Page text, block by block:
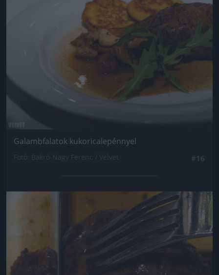
Jön még kép!
Galambfalatok kukoricalepénnyel
Jön még kép!